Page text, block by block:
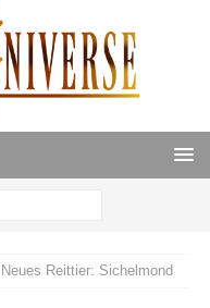
Reittier: Sichelmond